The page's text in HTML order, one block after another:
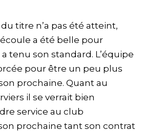
titre n’a pas été atteint,
a été belle pour
a tenu son standard. L’équipe
pour être un peu plus
prochaine. Quant au
il se verrait bien
service au club
prochaine tant son contrat